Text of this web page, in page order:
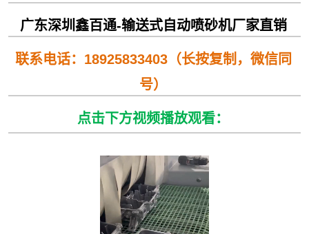
广东深圳鑫百通-输送式自动喷砂机厂家直销
联系电话：18925833403（长按复制，微信同
号）
点击下方视频播放观看：